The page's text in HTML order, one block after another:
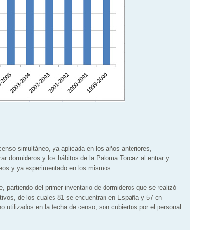
simultáneo, ya aplicada en los años anteriores,
dormideros y los hábitos de la Paloma Torcaz al entrar y
y ya experimentado en los mismos.
partiendo del primer inventario de dormideros que se realizó
de los cuales 81 se encuentran en España y 57 en
utilizados en la fecha de censo, son cubiertos por el personal